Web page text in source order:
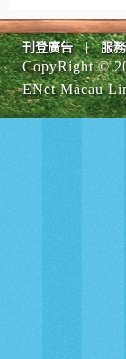
刊登廣告 | 服
CopyRight ©
ENet Macau